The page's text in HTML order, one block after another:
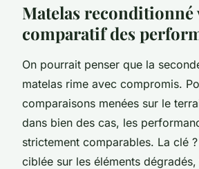
Matelas reconditionné
comparatif des
On pourrait penser que la
matelas rime avec compromis.
comparaisons menées sur le
dans bien des cas, les
strictement comparables. La clé
ciblée sur les éléments